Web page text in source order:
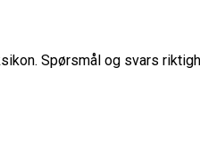
Spørsmål og svars